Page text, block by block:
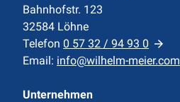
Bahnhofstr. 123
32584 Löhne
Telefon 0 57 32 / 94 93 0
Email: info@wilhelm-meier.com
Unternehmen